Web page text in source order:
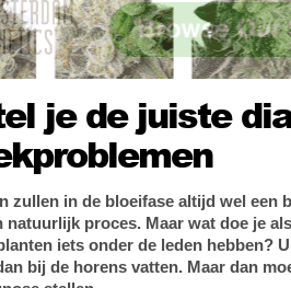
je de juiste
zullen in de bloeifase altijd wel een
natuurlijk proces. Maar wat doe je
iets onder de leden hebben?
bij de horens vatten. Maar dan